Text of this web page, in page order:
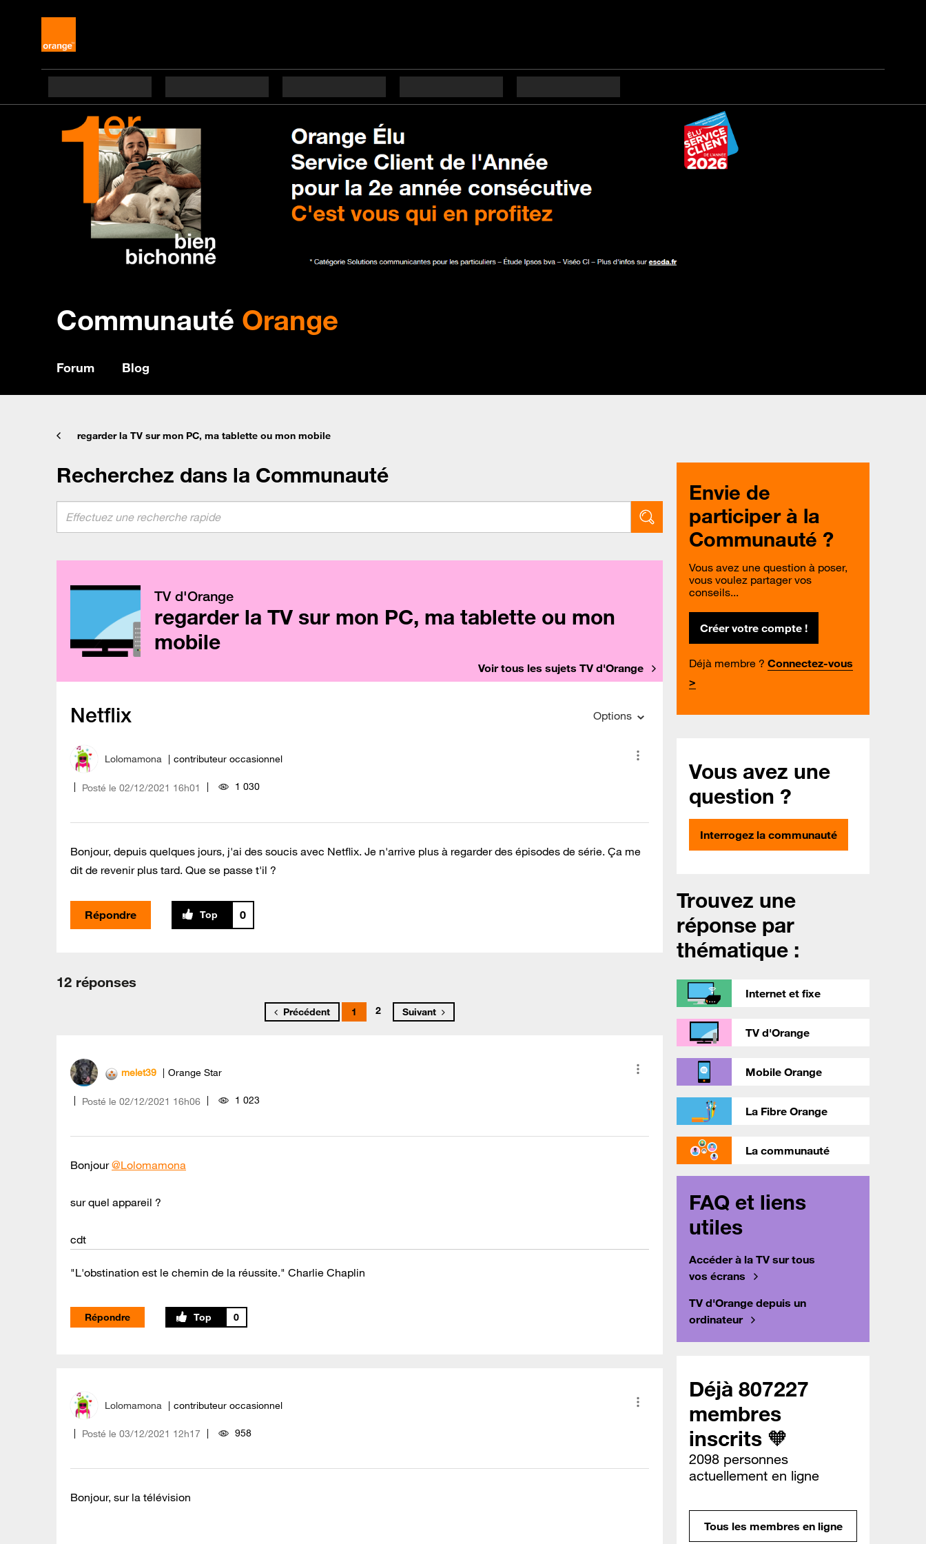
Communauté Orange
Forum Blog
regarder la TV sur mon PC, ma tablette ou mon mobile
Recherchez dans la Communauté
TV d'Orange
regarder la TV sur mon PC, ma tablette ou mon
mobile
Voir tous les sujets TV d'Orange
Netflix Options
Lolomamona contributeur occasionnel
Posté le ‎02/12/2021 16h01 1 030
Bonjour, depuis quelques jours, j'ai des soucis avec Netflix. Je n'arrive plus à regarder des épisodes de série. Ça me
dit de revenir plus tard. Que se passe t'il ?
Répondre 0
12 réponses
Précédent 1 2 Suivant
melet39 Orange Star
Posté le ‎02/12/2021 16h06 1 023
Bonjour@Lolomamona
sur quel appareil ?
cdt
"L'obstination est le chemin de la réussite." Charlie Chaplin
Répondre 0
Lolomamona contributeur occasionnel
Posté le ‎03/12/2021 12h17 958
Bonjour, sur la télévision
Envie de
participer à la
Communauté ?
Vous avez une question à poser,
vous voulez partager vos
conseils...
Créer votre compte !
Déjà membre ? Connectez-vous
>
Vous avez une
question ?
Interrogez la communauté
Trouvez une
réponse par
thématique :
Internet et fixe
TV d'Orange
Mobile Orange
La Fibre Orange
La communauté
FAQ et liens
utiles
Accéder à la TV sur tous
vos écrans
TV d'Orange depuis un
ordinateur
Déjà 807227
membres
inscrits 🧡
2098 personnes
actuellement en ligne
Tous les membres en ligne